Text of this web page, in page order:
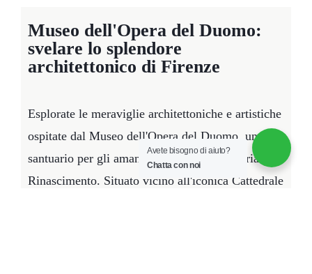
Museo dell'Opera del Duomo:
svelare lo splendore
architettonico di Firenze
Esplorate le meraviglie architettoniche e artistiche
ospitate dal Museo dell'Opera del Duomo, un
santuario per gli amanti dell'arte e della storia del
Rinascimento. Situato vicino all'iconica Cattedrale
Avete bisogno di aiuto?
Chatta con noi